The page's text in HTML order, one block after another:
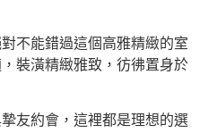
不能錯過這個高雅精緻的室
裝潢精緻雅致，彷彿置身於
友約會，這裡都是理想的選